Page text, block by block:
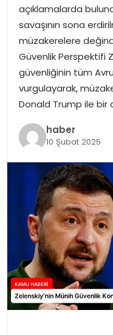
TEKNOLOJI
EĞITIM
GENEL
açıklamalarda
savaşının sona
müzakerelere
Güvenlik Perspektifi
güvenliğinin tüm
vurgulayarak,
Donald Trump ile bir
haber
10 Şubat 2025